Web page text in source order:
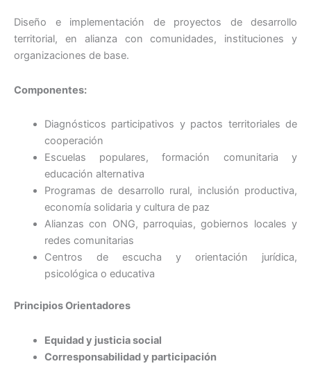
Diseño e implementación de proyectos de desarrollo
territorial, en alianza con comunidades, instituciones y
organizaciones de base.
Componentes:
Diagnósticos participativos y pactos territoriales de
cooperación
Escuelas populares, formación comunitaria y
educación alternativa
Programas de desarrollo rural, inclusión productiva,
economía solidaria y cultura de paz
Alianzas con ONG, parroquias, gobiernos locales y
redes comunitarias
Centros de escucha y orientación jurídica,
psicológica o educativa
Principios Orientadores
Equidad y justicia social
Corresponsabilidad y participación